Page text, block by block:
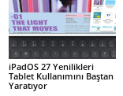
iPadOS 27 Yenilikleri
Tablet Kullanımını Baştan
Yaratıyor